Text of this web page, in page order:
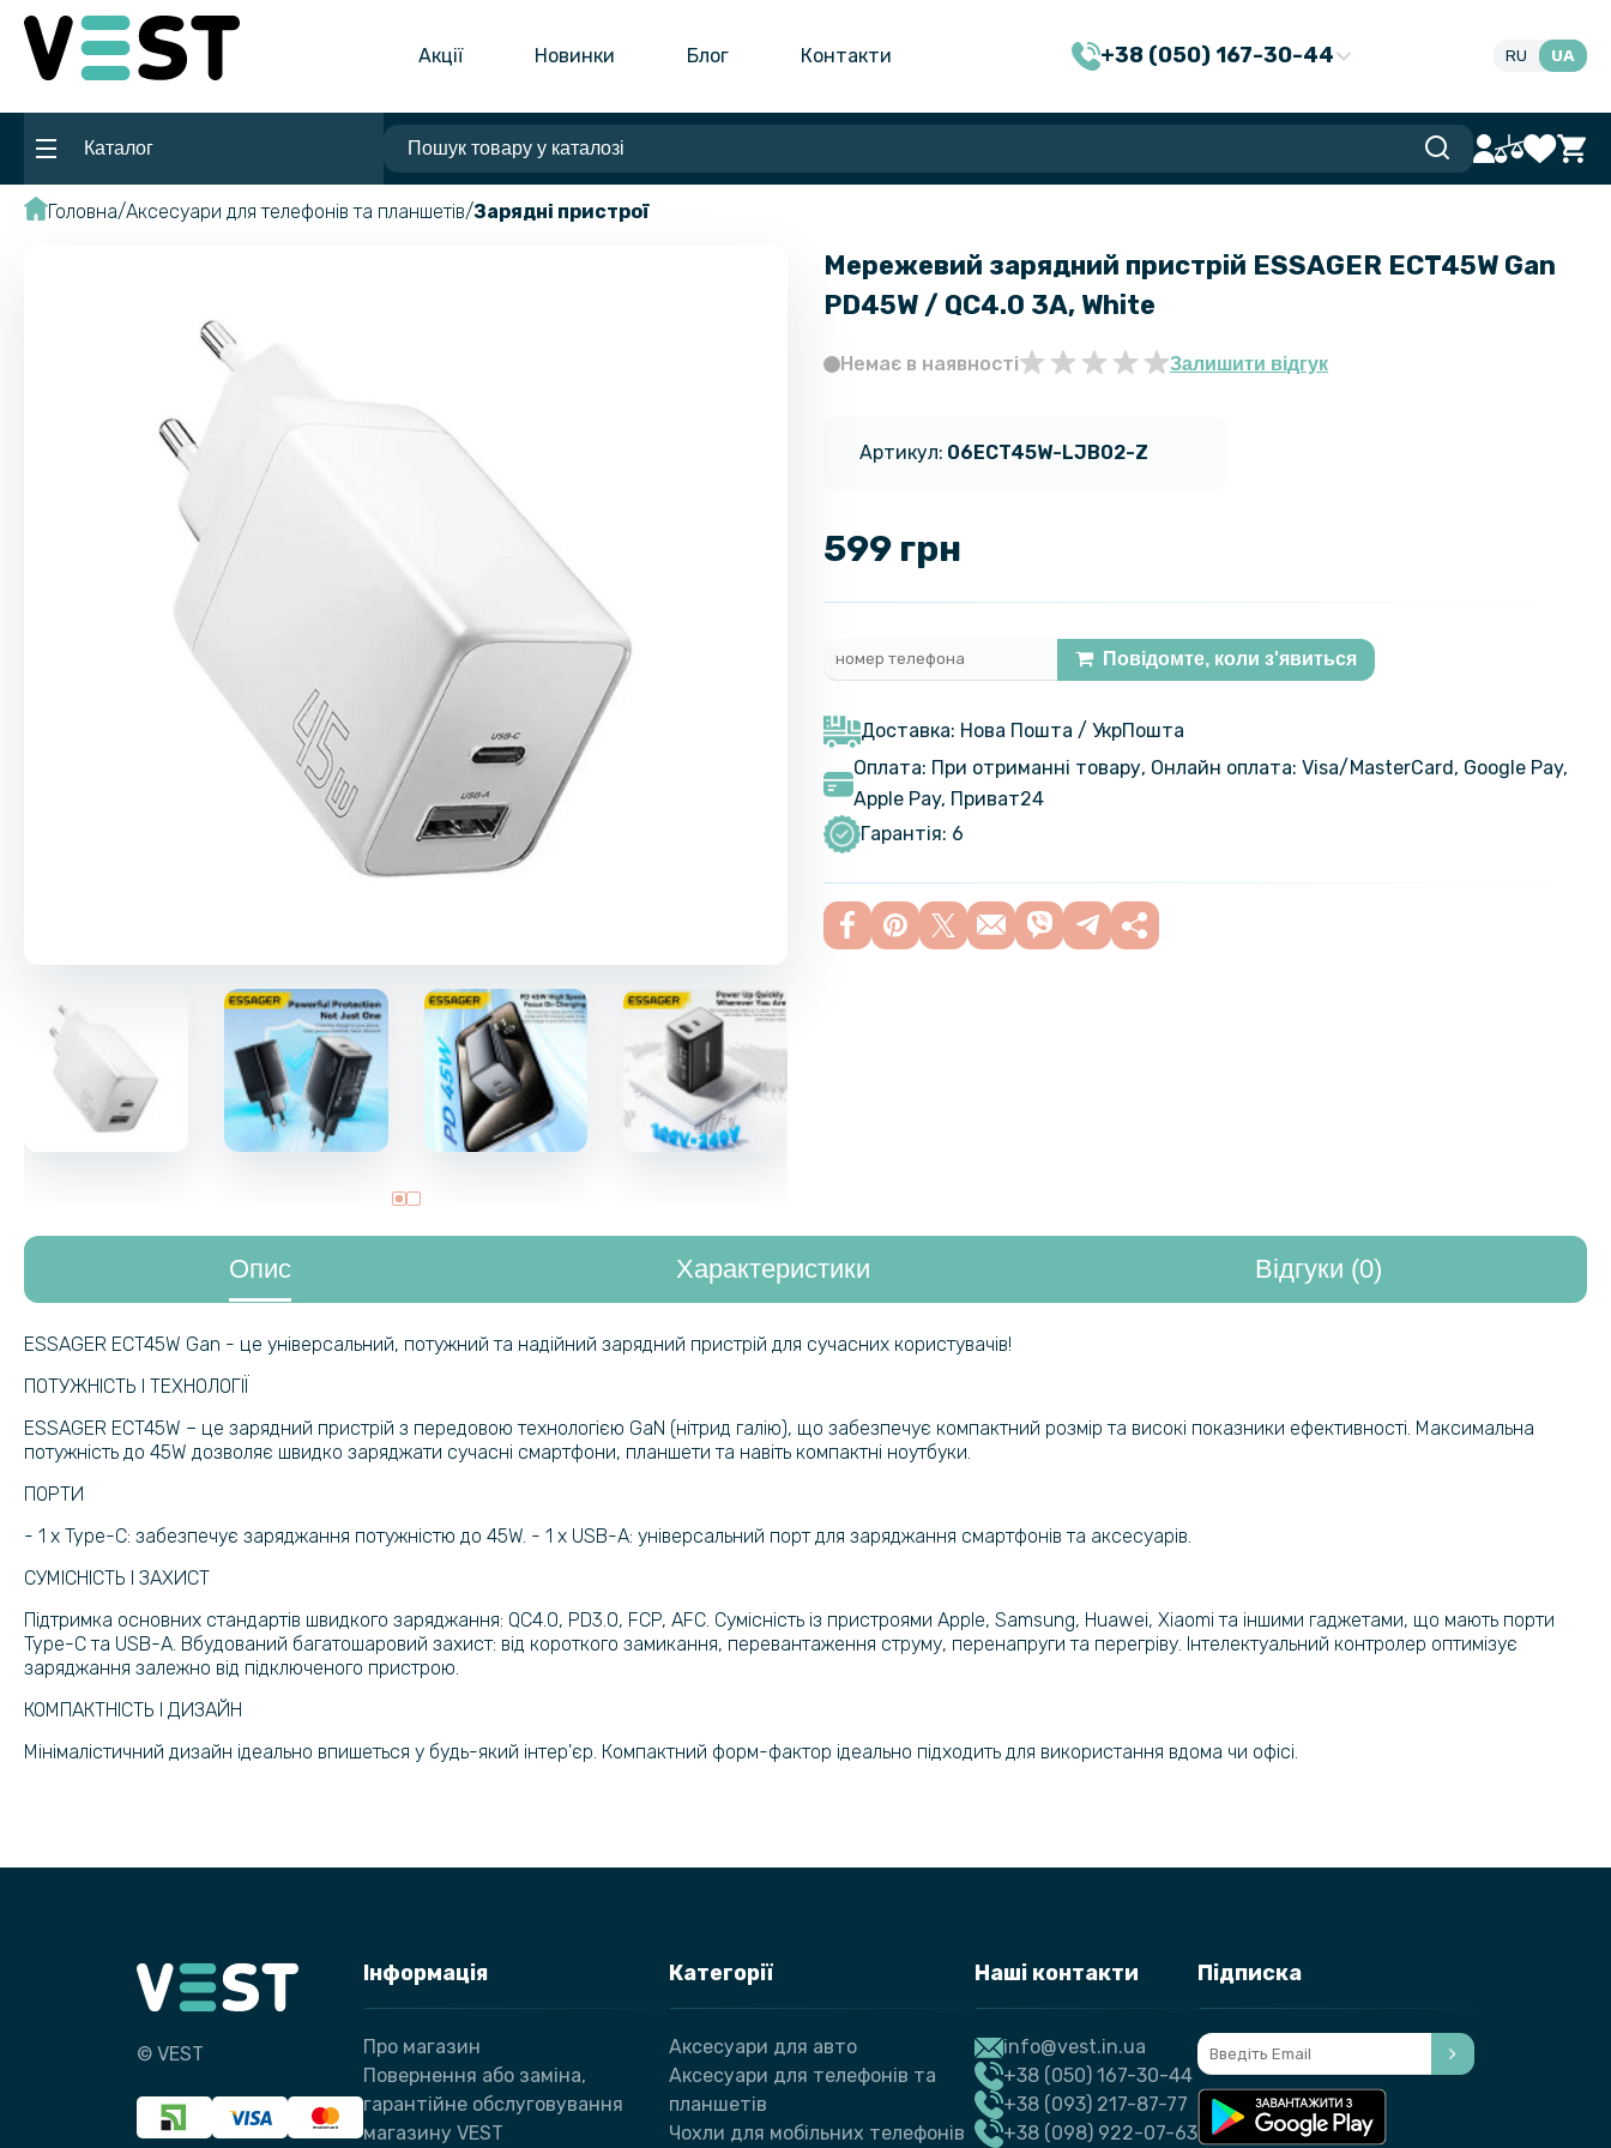
Акції Новинки Блог Контакти +38 (050) 167-30-44 RU UA
Каталог
Головна Аксесуари для телефонів та планшетів Зарядні пристрої
Мережевий зарядний пристрій ESSAGER ECT45W Gan
PD45W / QC4.0 3A, White
Немає в наявності Залишити відгук
Артикул: 06ECT45W-LJB02-Z
599 грн
Повідомте, коли з'явиться
Доставка: Нова Пошта / УкрПошта
Оплата: При отриманні товару, Онлайн оплата: Visa/MasterСard, Google Pay,
Apple Pay, Приват24
Гарантія: 6
Опис Характеристики Відгуки (0)
ESSAGER ECT45W Gan - це універсальний, потужний та надійний зарядний пристрій для сучасних користувачів!
ПОТУЖНІСТЬ І ТЕХНОЛОГІЇ
ESSAGER ECT45W – це зарядний пристрій з передовою технологією GaN (нітрид галію), що забезпечує компактний розмір та високі показники ефективності. Максимальна
потужність до 45W дозволяє швидко заряджати сучасні смартфони, планшети та навіть компактні ноутбуки.
ПОРТИ
- 1 x Type-C: забезпечує заряджання потужністю до 45W. - 1 x USB-A: універсальний порт для заряджання смартфонів та аксесуарів.
СУМІСНІСТЬ І ЗАХИСТ
Підтримка основних стандартів швидкого заряджання: QC4.0, PD3.0, FCP, AFC. Сумісність із пристроями Apple, Samsung, Huawei, Xiaomi та іншими гаджетами, що мають порти
Type-C та USB-A. Вбудований багатошаровий захист: від короткого замикання, перевантаження струму, перенапруги та перегріву. Інтелектуальний контролер оптимізує
заряджання залежно від підключеного пристрою.
КОМПАКТНІСТЬ І ДИЗАЙН
Мінімалістичний дизайн ідеально впишеться у будь-який інтер'єр. Компактний форм-фактор ідеально підходить для використання вдома чи офісі.
© VEST
Інформація
Про магазин
Повернення або заміна,
гарантійне обслуговування
магазину VEST
Категорії
Аксесуари для авто
Аксесуари для телефонів та
планшетів
Чохли для мобільних телефонів
Наші контакти
info@vest.in.ua
+38 (050) 167-30-44
+38 (093) 217-87-77
+38 (098) 922-07-63
Підписка